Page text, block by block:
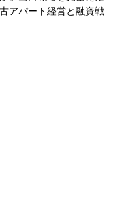
アパート経営と融資戦